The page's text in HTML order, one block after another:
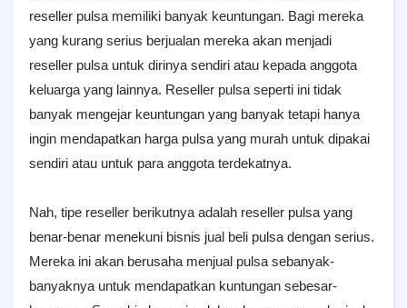
reseller pulsa memiliki banyak keuntungan. Bagi mereka
yang kurang serius berjualan mereka akan menjadi
reseller pulsa untuk dirinya sendiri atau kepada anggota
keluarga yang lainnya. Reseller pulsa seperti ini tidak
banyak mengejar keuntungan yang banyak tetapi hanya
ingin mendapatkan harga pulsa yang murah untuk dipakai
sendiri atau untuk para anggota terdekatnya.
Nah, tipe reseller berikutnya adalah reseller pulsa yang
benar-benar menekuni bisnis jual beli pulsa dengan serius.
Mereka ini akan berusaha menjual pulsa sebanyak-
banyaknya untuk mendapatkan kuntungan sebesar-